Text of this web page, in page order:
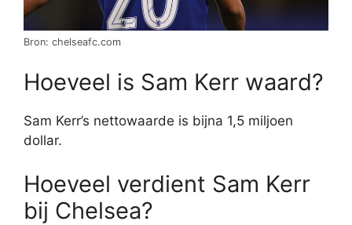
Bron: chelseafc.com
Hoeveel is Sam Kerr waard?
Sam Kerr’s nettowaarde is bijna 1,5 miljoen
dollar.
Hoeveel verdient Sam Kerr
bij Chelsea?